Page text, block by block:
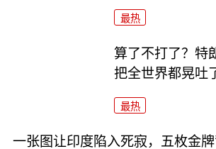
最热
算了不打了？特
把全世界都晃吐
最热
一张图让印度陷入死寂，五枚金